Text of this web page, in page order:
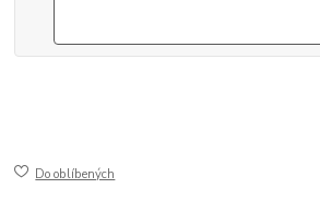
Do oblíbených